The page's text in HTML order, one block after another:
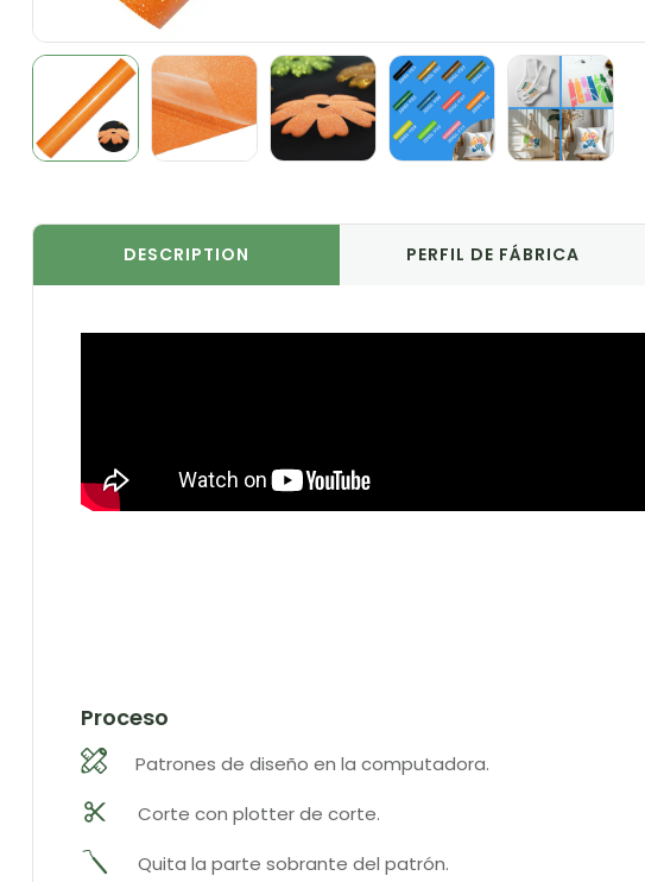
DESCRIPTION PERFIL DE FÁBRICA
Proceso
Patrones de diseño en la computadora.
Corte con plotter de corte.
Quita la parte sobrante del patrón.